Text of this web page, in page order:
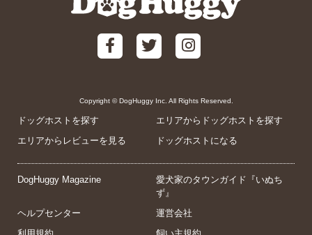
Copyright © DogHuggy Inc. All Rights Reserved.
ドッグホストを探す
エリアからドッグホストを探す
エリアからレビューを見る
ドッグホストになる
DogHuggy Magazine
愛犬家のタウンガイド『いぬち
ず』
ヘルプセンター
運営会社